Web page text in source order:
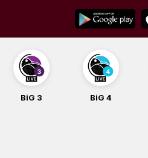
content
BiG 3 BiG 4